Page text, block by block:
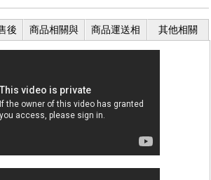
後
商品相關與
退換貨
商品運送相
關
其他相關